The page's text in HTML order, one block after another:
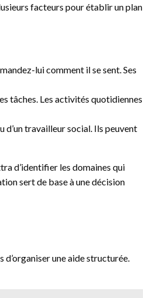
facteurs pour établir un plan
lui comment il se sent. Ses
tâches. Les activités quotidiennes
d’un travailleur social. Ils peuvent
d’identifier les domaines qui
sert de base à une décision
une aide structurée.